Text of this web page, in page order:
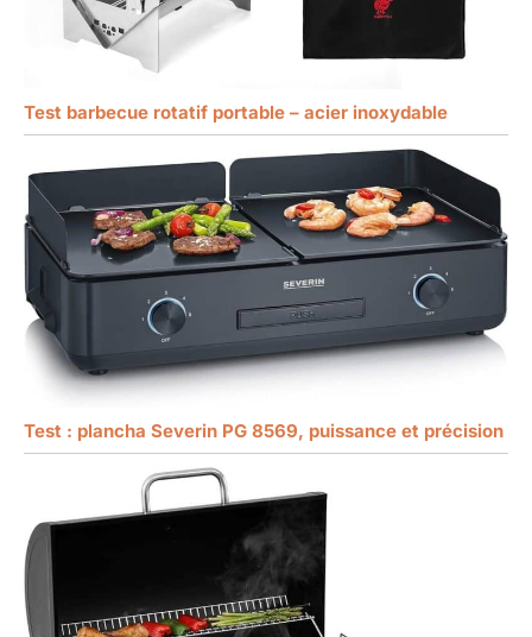
Test barbecue rotatif portable – acier inoxydable
Test : plancha Severin PG 8569, puissance et précision